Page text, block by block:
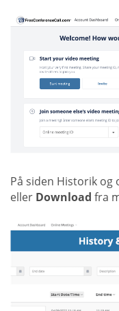
På siden Historik
eller Download fra